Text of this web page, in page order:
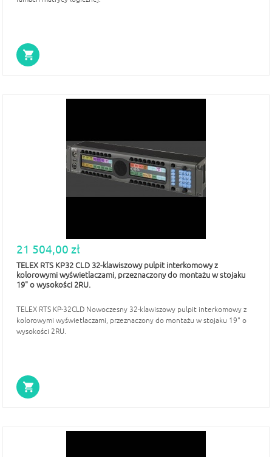
21 504,00 zł
TELEX RTS KP32 CLD 32-klawiszowy pulpit interkomowy z
kolorowymi wyświetlaczami, przeznaczony do montażu w stojaku
19" o wysokości 2RU.
TELEX RTS KP-32CLD Nowoczesny 32-klawiszowy pulpit interkomowy z
kolorowymi wyświetlaczami, przeznaczony do montażu w stojaku 19" o
wysokości 2RU.